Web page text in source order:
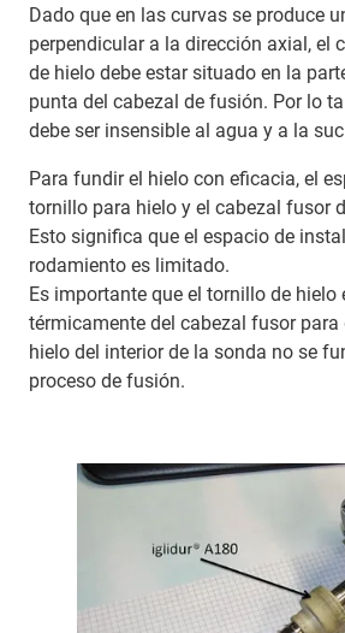
Dado que en las curvas se produce
perpendicular a la dirección axial, el
de hielo debe estar situado en la
punta del cabezal de fusión. Por lo
debe ser insensible al agua y a la
Para fundir el hielo con eficacia, el
tornillo para hielo y el cabezal fusor
Esto significa que el espacio de
rodamiento es limitado.
Es importante que el tornillo de hielo
térmicamente del cabezal fusor para
hielo del interior de la sonda no se
proceso de fusión.